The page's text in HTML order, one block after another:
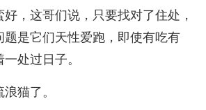
，这哥们说，只要找对了住处，
题是它们天性爱跑，即使有吃有
处过日子。
猫了。